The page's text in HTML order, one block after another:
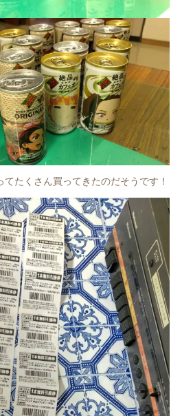
たくさん買ってきたのだそうです！